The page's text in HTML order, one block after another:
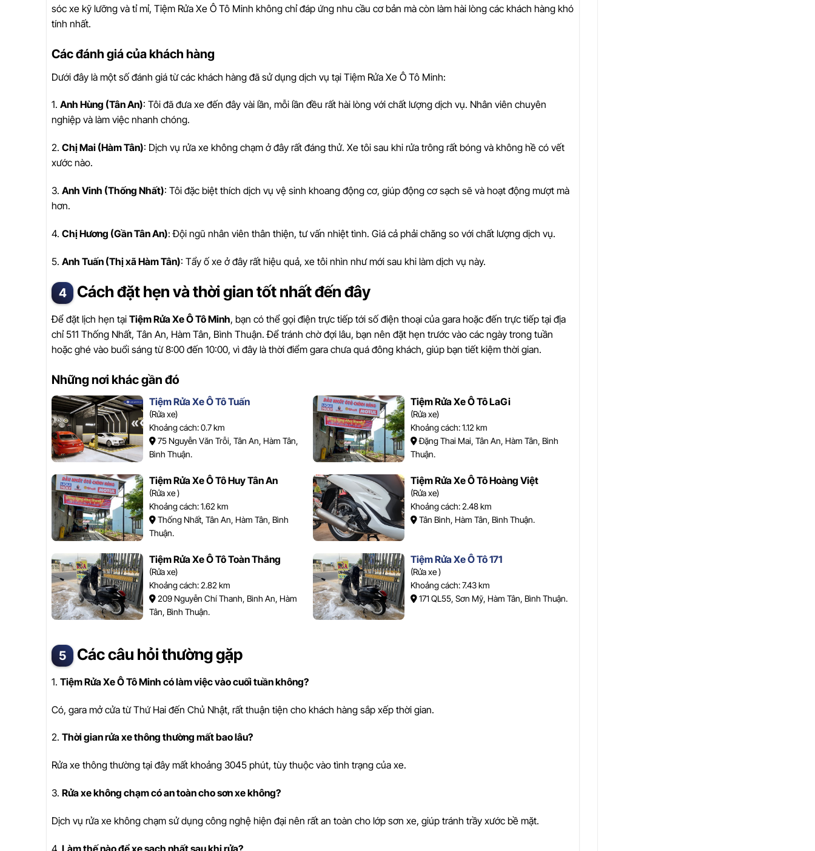
sóc xe kỹ lưỡng và tỉ mỉ, Tiệm Rửa Xe Ô Tô Minh không chỉ đáp ứng nhu cầu cơ bản mà còn làm hài lòng các khách hàng khó
tính nhất.
Các đánh giá của khách hàng
Dưới đây là một số đánh giá từ các khách hàng đã sử dụng dịch vụ tại Tiệm Rửa Xe Ô Tô Minh:
1. Anh Hùng (Tân An): Tôi đã đưa xe đến đây vài lần, mỗi lần đều rất hài lòng với chất lượng dịch vụ. Nhân viên chuyên
nghiệp và làm việc nhanh chóng.
2. Chị Mai (Hàm Tân): Dịch vụ rửa xe không chạm ở đây rất đáng thử. Xe tôi sau khi rửa trông rất bóng và không hề có vết
xước nào.
3. Anh Vinh (Thống Nhất): Tôi đặc biệt thích dịch vụ vệ sinh khoang động cơ, giúp động cơ sạch sẽ và hoạt động mượt mà
hơn.
4. Chị Hương (Gần Tân An): Đội ngũ nhân viên thân thiện, tư vấn nhiệt tình. Giá cả phải chăng so với chất lượng dịch vụ.
5. Anh Tuấn (Thị xã Hàm Tân): Tẩy ố xe ở đây rất hiệu quả, xe tôi nhìn như mới sau khi làm dịch vụ này.
Cách đặt hẹn và thời gian tốt nhất đến đây
Để đặt lịch hẹn tại Tiệm Rửa Xe Ô Tô Minh, bạn có thể gọi điện trực tiếp tới số điện thoại của gara hoặc đến trực tiếp tại địa
chỉ 511 Thống Nhất, Tân An, Hàm Tân, Bình Thuận. Để tránh chờ đợi lâu, bạn nên đặt hẹn trước vào các ngày trong tuần
hoặc ghé vào buổi sáng từ 8:00 đến 10:00, vì đây là thời điểm gara chưa quá đông khách, giúp bạn tiết kiệm thời gian.
Những nơi khác gần đó
Tiệm Rửa Xe Ô Tô Tuấn
(Rửa xe)
Khoảng cách: 0.7 km
75 Nguyễn Văn Trỗi, Tân An, Hàm Tân,
Bình Thuận.
Tiệm Rửa Xe Ô Tô LaGi
(Rửa xe)
Khoảng cách: 1.12 km
Đặng Thai Mai, Tân An, Hàm Tân, Bình
Thuận.
Tiệm Rửa Xe Ô Tô Huy Tân An
(Rửa xe )
Khoảng cách: 1.62 km
Thống Nhất, Tân An, Hàm Tân, Bình
Thuận.
Tiệm Rửa Xe Ô Tô Hoàng Việt
(Rửa xe)
Khoảng cách: 2.48 km
Tân Bình, Hàm Tân, Bình Thuận.
Tiệm Rửa Xe Ô Tô Toàn Thắng
(Rửa xe)
Khoảng cách: 2.82 km
209 Nguyễn Chí Thanh, Bình An, Hàm
Tân, Bình Thuận.
Tiệm Rửa Xe Ô Tô 171
(Rửa xe )
Khoảng cách: 7.43 km
171 QL55, Sơn Mỹ, Hàm Tân, Bình Thuận.
Các câu hỏi thường gặp
1. Tiệm Rửa Xe Ô Tô Minh có làm việc vào cuối tuần không?
Có, gara mở cửa từ Thứ Hai đến Chủ Nhật, rất thuận tiện cho khách hàng sắp xếp thời gian.
2. Thời gian rửa xe thông thường mất bao lâu?
Rửa xe thông thường tại đây mất khoảng 3045 phút, tùy thuộc vào tình trạng của xe.
3. Rửa xe không chạm có an toàn cho sơn xe không?
Dịch vụ rửa xe không chạm sử dụng công nghệ hiện đại nên rất an toàn cho lớp sơn xe, giúp tránh trầy xước bề mặt.
4. Làm thế nào để xe sạch nhất sau khi rửa?